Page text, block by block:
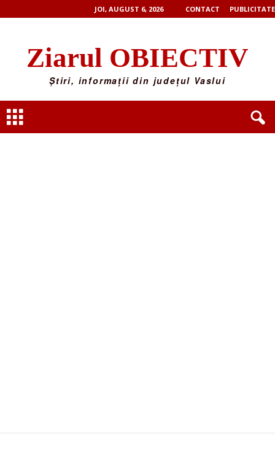
JOI, AUGUST 6, 2026 CONTACT PUBLICITATE
Ziarul OBIECTIV
Știri, informații din județul Vaslui